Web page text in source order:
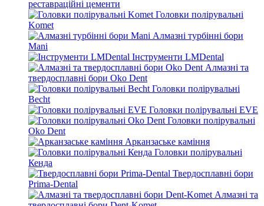
реставраційні цементи
Головки полірувальні
Komet
Алмазні турбінні бори
Mani
Інструменти LMDental
Алмазні та
твердосплавні бори Oko Dent
Головки полірувальні
Becht
Головки полірувальні EVE
Головки полірувальні
Oko Dent
Арканзаське каміння
Головки полірувальні
Кенда
Твердосплавні бори
Prima-Dental
Алмазні та